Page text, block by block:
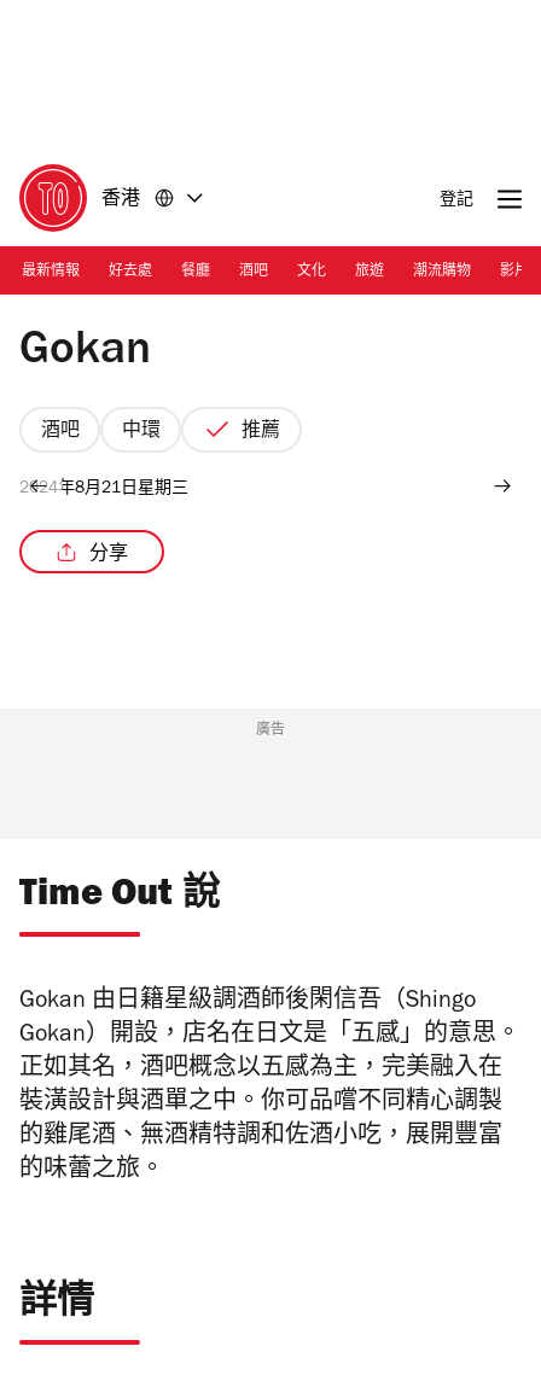
香港 登記
最新情報 好去處 餐廳 酒吧 文化 旅遊 潮流購物 影片
Photograph: Tatum Ancheta
Gokan
酒吧 中環 推薦
2024年8月21日星期三
分享
廣告
Time Out 說
Gokan 由日籍星級調酒師後閑信吾（Shingo
Gokan）開設，店名在日文是「五感」的意思。
正如其名，酒吧概念以五感為主，完美融入在
裝潢設計與酒單之中。你可品嚐不同精心調製
的雞尾酒、無酒精特調和佐酒小吃，展開豐富
的味蕾之旅。
詳情